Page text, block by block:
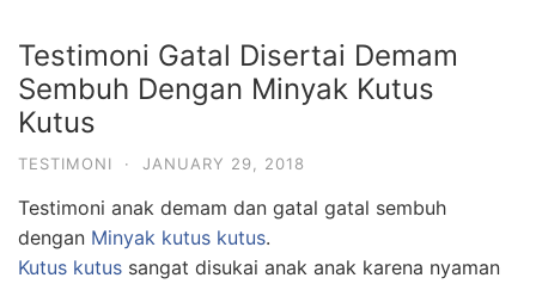
Testimoni Gatal Disertai Demam
Sembuh Dengan Minyak Kutus
Kutus
TESTIMONI · JANUARY 29, 2018
Testimoni anak demam dan gatal gatal sembuh
dengan Minyak kutus kutus.
Kutus kutus sangat disukai anak anak karena nyaman